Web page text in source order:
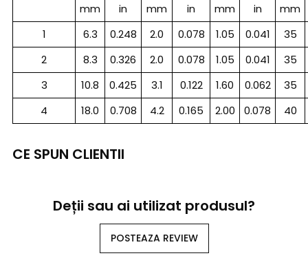
mm in mm in mm in
mm
1
6.3 0.248 2.0 0.078 1.05 0.041
35
2
8.3 0.326 2.0 0.078 1.05 0.041
35
3
10.8 0.425 3.1 0.122 1.60 0.062
35
4
18.0 0.708 4.2 0.165 2.00 0.078 40
CE SPUN CLIENTII
Deții sau ai utilizat produsul?
POSTEAZA REVIEW